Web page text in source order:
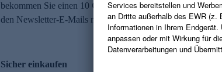
bekommen Sie einen 10 € Gutschein. Eine Abmeldung ist
den Newsletter-E-Mails möglich.
Sicher einkaufen